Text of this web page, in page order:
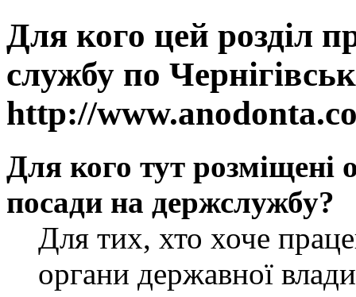
Для кого цей розділ
службу по
http://
Для кого тут розміщені
посади на держслужбу?
Для тих, хто хоче
органи державної